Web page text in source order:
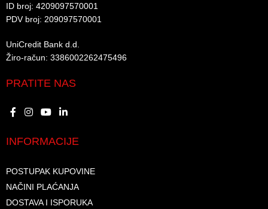
ID broj: 4209097570001​
PDV broj: 209097570001 ​
UniCredit Bank d.d.​
Žiro-račun: 3386002262475496​​
PRATITE NAS
INFORMACIJE
POSTUPAK KUPOVINE
NAČINI PLAĆANJA
DOSTAVA I ISPORUKA